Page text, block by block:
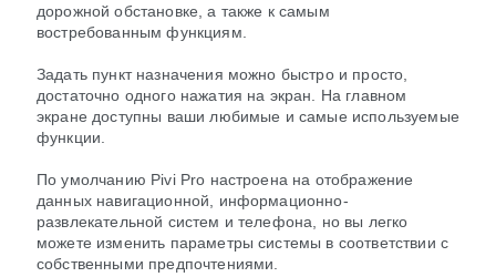
дорожной обстановке, а также к самым
востребованным функциям.
Задать пункт назначения можно быстро и просто,
достаточно одного нажатия на экран. На главном
экране доступны ваши любимые и самые используемые
функции.
По умолчанию Pivi Pro настроена на отображение
данных навигационной, информационно-
развлекательной систем и телефона, но вы легко
можете изменить параметры системы в соответствии с
собственными предпочтениями.